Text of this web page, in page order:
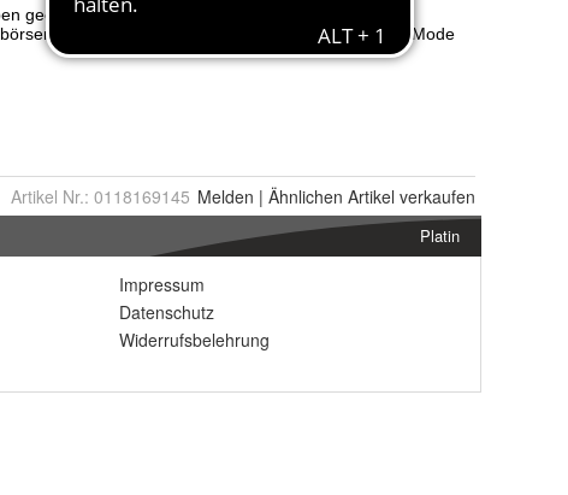
Artikel Nr.: 0118169145 Melden | Ähnlichen Artikel verkaufen
Platin
Impressum
Datenschutz
Widerrufsbelehrung